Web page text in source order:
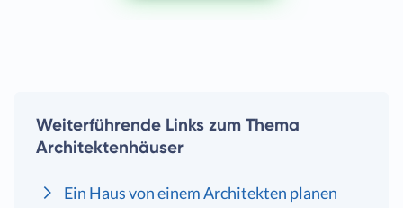
Weiterführende Links zum Thema
Architektenhäuser
Ein Haus von einem Architekten planen